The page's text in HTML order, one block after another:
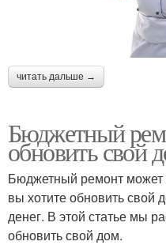
читать дальше →
Бюджетный
обновить свой
Бюджетный ремонт может
вы хотите обновить свой
денег. В этой статье мы
обновить свой дом.